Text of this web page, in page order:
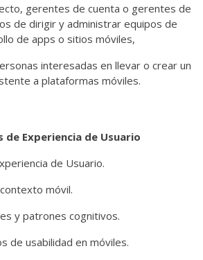
gerentes de cuenta o gerentes de
de dirigir y administrar equipos de
de apps o sitios móviles,
interesadas en llevar o crear un
a plataformas móviles.
de Experiencia de Usuario
de Usuario.
móvil.
y patrones cognitivos.
de usabilidad en móviles.